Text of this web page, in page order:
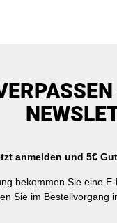
anmelden und 5€
bekommen Sie eine
Sie im Bestellvorgang